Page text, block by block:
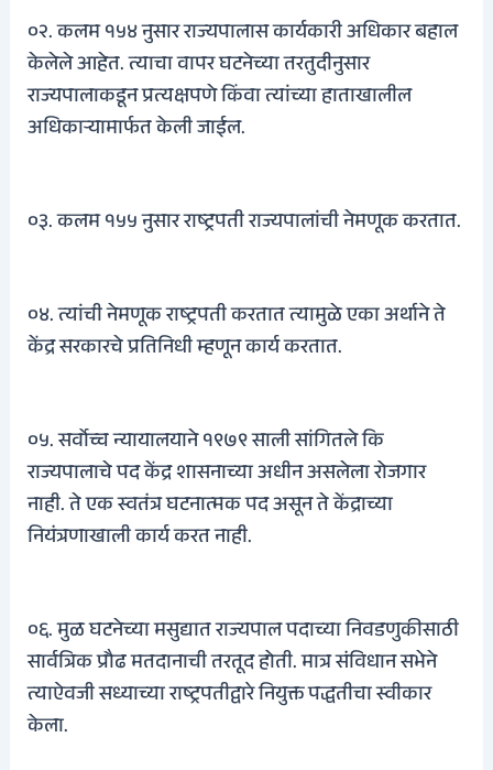
०२. कलम १५४ नुसार राज्यपालास कार्यकारी अधिकार बहाल
केलेले आहेत. त्याचा वापर घटनेच्या तरतुदीनुसार
राज्यपालाकडून प्रत्यक्षपणे किंवा त्यांच्या हाताखालील
अधिकाऱ्यामार्फत केली जाईल.
०३. कलम १५५ नुसार राष्ट्रपती राज्यपालांची नेमणूक करतात.
०४. त्यांची नेमणूक राष्ट्रपती करतात त्यामुळे एका अर्थाने ते
केंद्र सरकारचे प्रतिनिधी म्हणून कार्य करतात.
०५. सर्वोच्च न्यायालयाने १९७९ साली सांगितले कि
राज्यपालाचे पद केंद्र शासनाच्या अधीन असलेला रोजगार
नाही. ते एक स्वतंत्र घटनात्मक पद असून ते केंद्राच्या
नियंत्रणाखाली कार्य करत नाही.
०६. मुळ घटनेच्या मसुद्यात राज्यपाल पदाच्या निवडणुकीसाठी
सार्वत्रिक प्रौढ मतदानाची तरतूद होती. मात्र संविधान सभेने
त्याऐवजी सध्याच्या राष्ट्रपतीद्वारे नियुक्त पद्धतीचा स्वीकार
केला.